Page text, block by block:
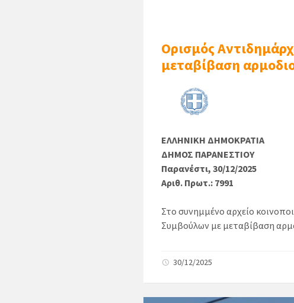
Ορισμός
μεταβίβαση
ΕΛΛΗΝΙΚΗ ΔΗΜΟΚΡΑΤΙΑ
ΔΗΜΟΣ ΠΑΡΑΝΕΣΤΙΟΥ
Παρανέστι, 30/12/2025
Αριθ. Πρωτ.: 7991
Στο συνημμένο αρχείο
Συμβούλων με μεταβίβαση
30/12/2025